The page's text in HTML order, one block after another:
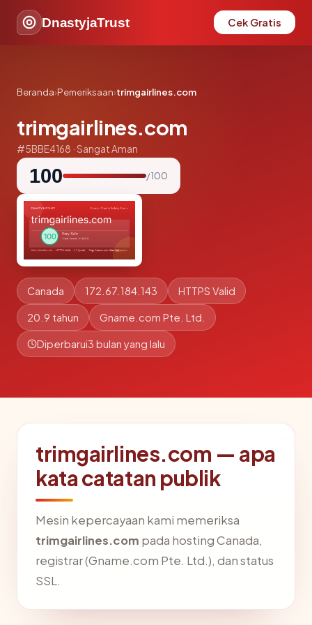
DnastyjaTrust Cek Gratis
Beranda›Pemeriksaan›trimgairlines.com
trimgairlines.com
#5BBE4168 · Sangat Aman
100 / 100
Canada 172.67.184.143 HTTPS Valid
20.9 tahun Gname.com Pte. Ltd.
Diperbarui3 bulan yang lalu
trimgairlines.com — apa
kata catatan publik
Mesin kepercayaan kami memeriksa
trimgairlines.com pada hosting Canada,
registrar (Gname.com Pte. Ltd.), dan status
SSL.